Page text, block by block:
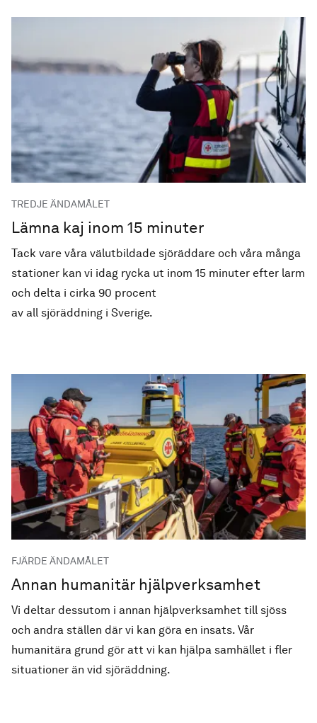
TREDJE ÄNDAMÅLET
Lämna kaj inom 15 minuter
Tack vare våra välutbildade sjöräddare och våra många
stationer kan vi idag rycka ut inom 15 minuter efter larm
och delta i cirka 90 procent
av all sjöräddning i Sverige.
FJÄRDE ÄNDAMÅLET
Annan humanitär hjälpverksamhet
Vi deltar dessutom i annan hjälp­verksamhet till sjöss
och andra ställen där vi kan göra en insats. Vår
humanitära grund gör att vi kan hjälpa samhället i fler
situationer än vid sjöräddning.